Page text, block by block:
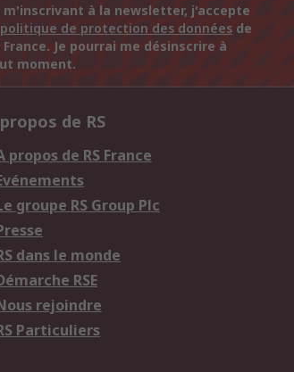
m'inscrivant à la newsletter, j'accepte
politique de protection des données de
France. Je pourrai me désinscrire à
moment.
de RS
propos de RS France
groupe RS Group Plc
dans le monde
RSE
rejoindre
Particuliers